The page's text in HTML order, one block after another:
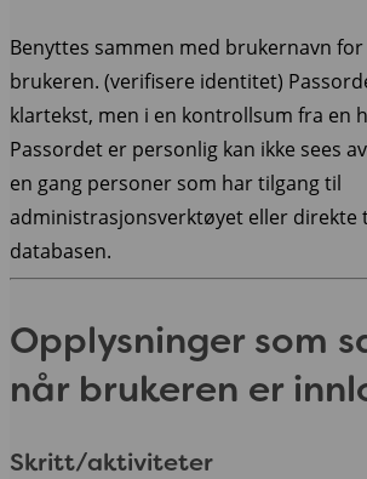
Benyttes sammen med brukernavn
brukeren. (verifisere identitet)
klartekst, men i en kontrollsum fra en
Passordet er personlig kan ikke sees
en gang personer som har tilgang til
administrasjonsverktøyet eller direkte
databasen.
Opplysninger som
når brukeren er
Skritt/aktiviteter